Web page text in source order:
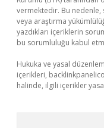
vermektedir. Bu
veya araştırma
yazdıkları içeriklerin
bu sorumluluğu kabul
Hukuka ve yasal
içerikleri,
halinde, ilgili içerikler